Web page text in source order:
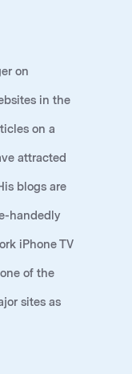
on
in the
on a
attracted
blogs are
handedly
iPhone TV
of the
sites as